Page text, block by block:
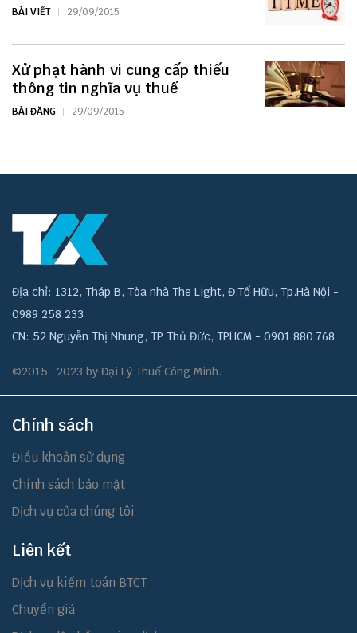
BÀI VIẾT 29/09/2015
Xử phạt hành vi cung cấp thiếu
thông tin nghĩa vụ thuế
BÀI ĐĂNG 29/09/2015
Địa chỉ: 1312, Tháp B, Tòa nhà The Light, Đ.Tố Hữu, Tp.Hà Nội -
0989 258 233
CN: 52 Nguyễn Thị Nhung, TP Thủ Đức, TPHCM - 0901 880 768
©2015- 2023 by Đại Lý Thuế Công Minh.
Chính sách
Điều khoản sử dụng
Chính sách bảo mật
Dịch vụ của chúng tôi
Liên kết
Dịch vụ kiểm toán BTCT
Chuyển giá